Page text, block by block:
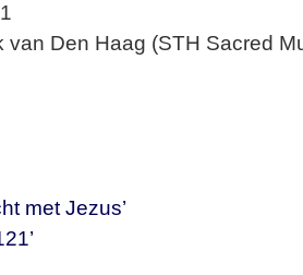
Den Haag (STH Sacred
met Jezus’